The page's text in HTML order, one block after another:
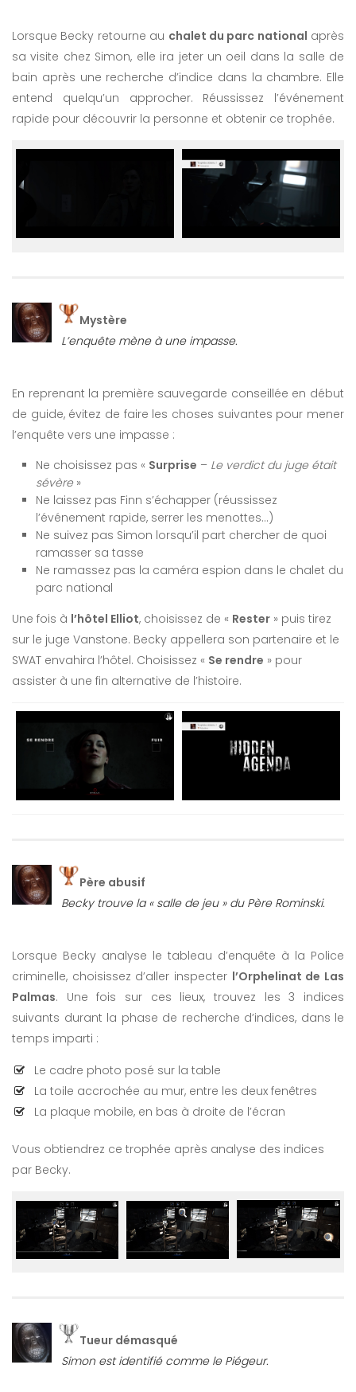
Lorsque Becky retourne au chalet du parc national après
sa visite chez Simon, elle ira jeter un oeil dans la salle de
bain après une recherche d’indice dans la chambre. Elle
entend quelqu’un approcher. Réussissez l’événement
rapide pour découvrir la personne et obtenir ce trophée.
Mystère
L’enquête mène à une impasse.
En reprenant la première sauvegarde conseillée en début
de guide, évitez de faire les choses suivantes pour mener
l’enquête vers une impasse :
Ne choisissez pas « Surprise – Le verdict du juge était
sévère»
Ne laissez pas Finn s’échapper (réussissez
l’événement rapide, serrer les menottes…)
Ne suivez pas Simon lorsqu’il part chercher de quoi
ramasser sa tasse
Ne ramassez pas la caméra espion dans le chalet du
parc national
Une fois à l’hôtel Elliot, choisissez de « Rester » puis tirez
sur le juge Vanstone. Becky appellera son partenaire et le
SWAT envahira l’hôtel. Choisissez « Se rendre » pour
assister à une fin alternative de l’histoire.
Père abusif
Becky trouve la « salle de jeu » du Père Rominski.
Lorsque Becky analyse le tableau d’enquête à la Police
criminelle, choisissez d’aller inspecter l’Orphelinat de Las
Palmas. Une fois sur ces lieux, trouvez les 3 indices
suivants durant la phase de recherche d’indices, dans le
temps imparti :
Le cadre photo posé sur la table
La toile accrochée au mur, entre les deux fenêtres
La plaque mobile, en bas à droite de l’écran
Vous obtiendrez ce trophée après analyse des indices
par Becky.
Tueur démasqué
Simon est identifié comme le Piégeur.